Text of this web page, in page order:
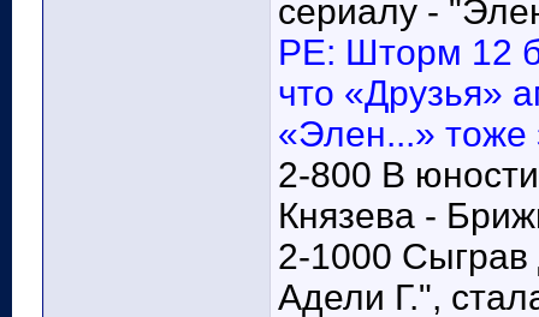
сериалу -
РЕ: Шторм 12
что «Друзья»
«Элен...» тоже
2-800 В
Князева -
2-1000 Сыграв
Адели Г.",